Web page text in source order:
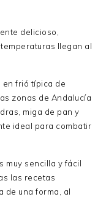
delicioso,
llegan al
en frió típica de
zonas de Andalucía
miga de pan y
ideal para combatir
muy sencilla y fácil
las recetas
de una forma, al